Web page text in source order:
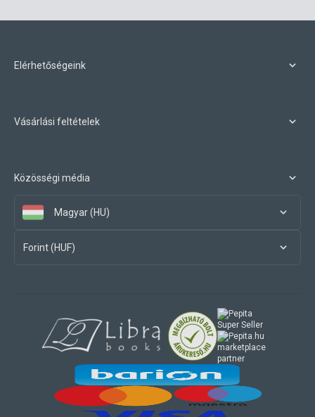
Elérhetőségeink
Vásárlási feltételek
Közösségi média
Magyar (HU)
Forint (HUF)
marketplace
partner